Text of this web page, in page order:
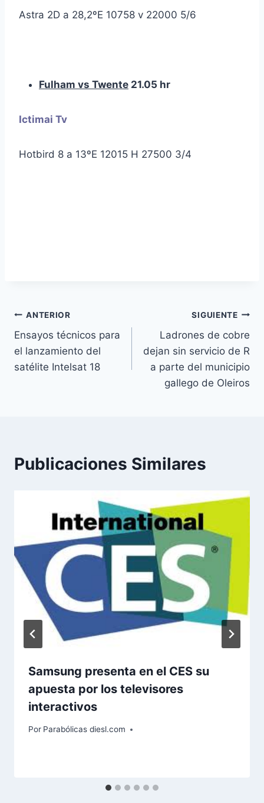
Astra 2D a 28,2ºE 10758 v 22000 5/6
Fulham vs Twente 21.05 hr
Ictimai Tv
Hotbird 8 a 13ºE 12015 H 27500 3/4
Navegación
de
entradas
ANTERIOR
Ensayos técnicos para
el lanzamiento del
satélite Intelsat 18
SIGUIENTE
Ladrones de cobre
dejan sin servicio de R
a parte del municipio
gallego de Oleiros
Publicaciones Similares
Samsung presenta en el CES su
apuesta por los televisores
interactivos
Por Parabólicas diesl.com